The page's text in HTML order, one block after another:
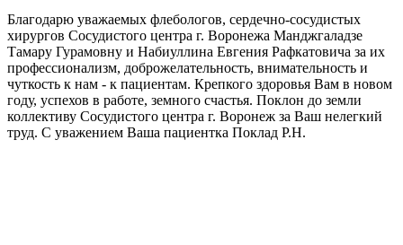
Благодарю уважаемых флебологов, сердечно-сосудистых
хирургов Сосудистого центра г. Воронежа Манджгаладзе
Тамару Гурамовну и Набиуллина Евгения Рафкатовича за их
профессионализм, доброжелательность, внимательность и
чуткость к нам - к пациентам. Крепкого здоровья Вам в новом
году, успехов в работе, земного счастья. Поклон до земли
коллективу Сосудистого центра г. Воронеж за Ваш нелегкий
труд. С уважением Ваша пациентка Поклад Р.Н.